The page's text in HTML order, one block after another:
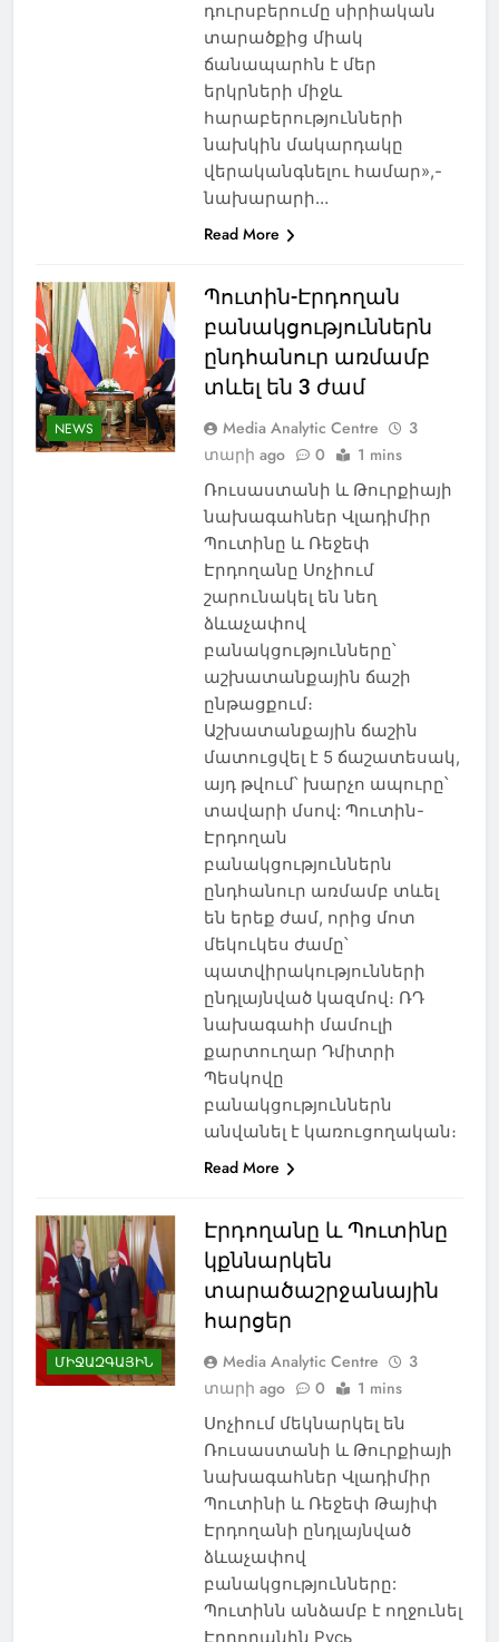
դուրսբերումը սիրիական
տարածքից միակ
ճանապարհն է մեր
երկրների միջև
հարաբերությունների
նախկին մակարդակը
վերականգնելու համար»,-
նախարարի…
Read More
NEWS
Պուտին-Էրդողան
բանակցություններն
ընդհանուր առմամբ
տևել են 3 ժամ
Media Analytic Centre
3
տարի ago
0 1 mins
Ռուսաստանի և Թուրքիայի
նախագահներ Վլադիմիր
Պուտինը և Ռեջեփ
Էրդողանը Սոչիում
շարունակել են նեղ
ձևաչափով
բանակցությունները՝
աշխատանքային ճաշի
ընթացքում։
Աշխատանքային ճաշին
մատուցվել է 5 ճաշատեսակ,
այդ թվում՝ խարչո ապուրը՝
տավարի մսով: Պուտին-
Էրդողան
բանակցություններն
ընդհանուր առմամբ տևել
են երեք ժամ, որից մոտ
մեկուկես ժամը՝
պատվիրակությունների
ընդլայնված կազմով։ ՌԴ
նախագահի մամուլի
քարտուղար Դմիտրի
Պեսկովը
բանակցություններն
անվանել է կառուցողական։
Read More
ՄԻՋԱԶԳԱՅԻՆ
Էրդողանը և Պուտինը
կքննարկեն
տարածաշրջանային
հարցեր
Media Analytic Centre
3
տարի ago
0 1 mins
Սոչիում մեկնարկել են
Ռուսաստանի և Թուրքիայի
նախագահներ Վլադիմիր
Պուտինի և Ռեջեփ Թայիփ
Էրդողանի ընդլայնված
ձևաչափով
բանակցությունները:
Պուտինն անձամբ է ողջունել
Էրդողանին Русь